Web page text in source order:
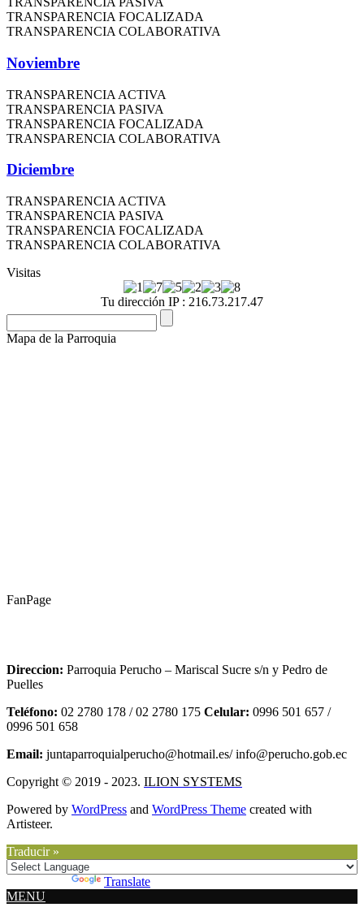
TRANSPARENCIA FOCALIZADA
TRANSPARENCIA COLABORATIVA
Noviembre
TRANSPARENCIA ACTIVA
TRANSPARENCIA PASIVA
TRANSPARENCIA FOCALIZADA
TRANSPARENCIA COLABORATIVA
Diciembre
TRANSPARENCIA ACTIVA
TRANSPARENCIA PASIVA
TRANSPARENCIA FOCALIZADA
TRANSPARENCIA COLABORATIVA
Visitas
Tu dirección IP : 216.73.217.47
Mapa de la Parroquia
FanPage
Direccion: Parroquia Perucho – Mariscal Sucre s/n y Pedro de
Puelles
Teléfono: 02 2780 178 / 02 2780 175 Celular: 0996 501 657 /
0996 501 658
Email: juntaparroquialperucho@hotmail.es/ info@perucho.gob.ec
Copyright © 2019 - 2023. ILION SYSTEMS
Powered by WordPress and WordPress Theme created with
Artisteer.
Traducir »
Translate
MENU